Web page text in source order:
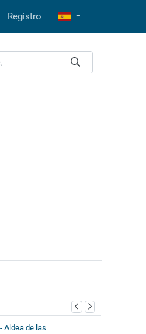
Registro
Aldea de las